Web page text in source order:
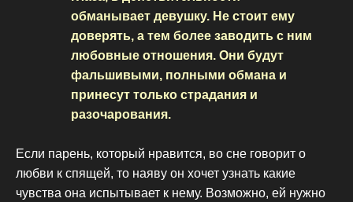
обманывает девушку. Не стоит ему
доверять, а тем более заводить с ним
любовные отношения. Они будут
фальшивыми, полными обмана и
принесут только страдания и
разочарования.
Если парень, который нравится, во сне говорит о
любви к спящей, то наяву он хочет узнать какие
чувства она испытывает к нему. Возможно, ей нужно